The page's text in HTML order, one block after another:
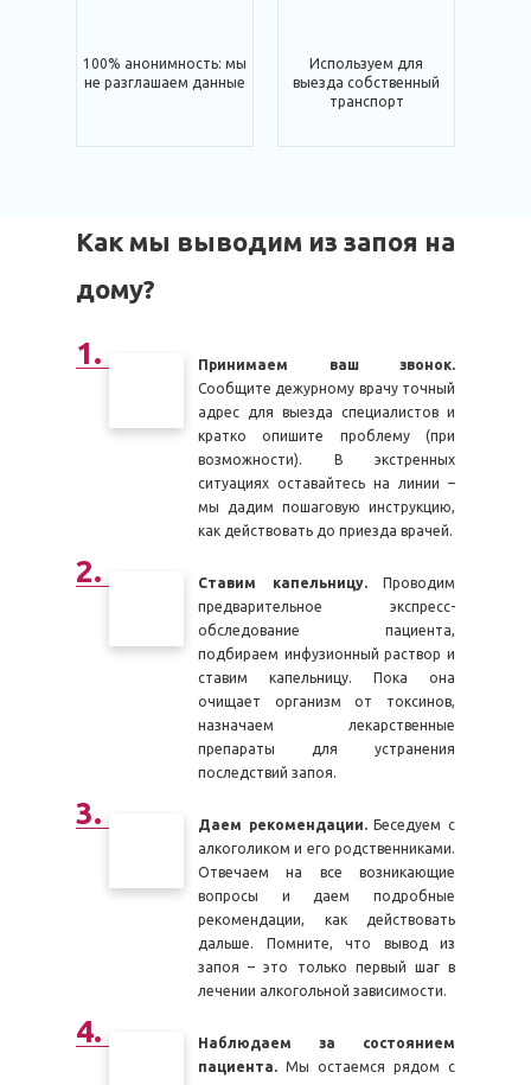
100% анонимность: мы
не разглашаем данные
Используем для
выезда собственный
транспорт
Как мы выводим из запоя на
дому?
Принимаем ваш звонок.
Сообщите дежурному врачу точный
адрес для выезда специалистов и
кратко опишите проблему (при
возможности). В экстренных
ситуациях оставайтесь на линии –
мы дадим пошаговую инструкцию,
как действовать до приезда врачей.
Ставим капельницу.Проводим
предварительное экспресс-
обследование пациента,
подбираем инфузионный раствор и
ставим капельницу. Пока она
очищает организм от токсинов,
назначаем лекарственные
препараты для устранения
последствий запоя.
Даем рекомендации.Беседуем с
алкоголиком и его родственниками.
Отвечаем на все возникающие
вопросы и даем подробные
рекомендации, как действовать
дальше. Помните, что вывод из
запоя – это только первый шаг в
лечении алкогольной зависимости.
Наблюдаем за состоянием
пациента. Мы остаемся рядом с